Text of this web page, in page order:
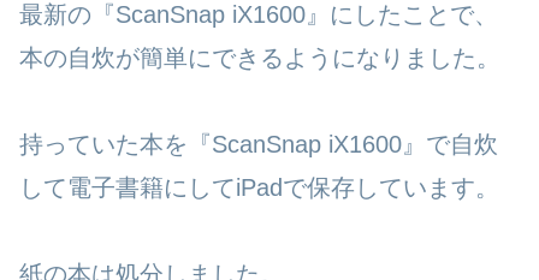
最新の『ScanSnap iX1600』にしたことで、
本の自炊が簡単にできるようになりました。
持っていた本を『ScanSnap iX1600』で自炊
して電子書籍にしてiPadで保存しています。
紙の本は処分しました。